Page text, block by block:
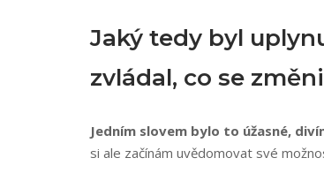
Jaký tedy byl
zvládal, co se
Jedním slovem bylo to úžasné,
si ale začínám uvědomovat své